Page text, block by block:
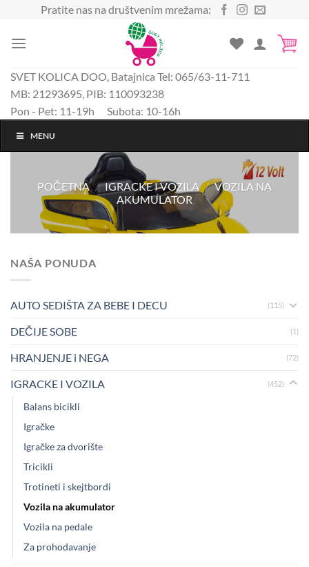
sadržaj
Pratite nas na društvenim mrežama:
SVET KOLICA DOO, Batajnica Tel: 065/63-11-711
MB: 21293695, PIB: 110093238
Pon - Pet: 11-19h Subota: 10-16h
MENU
POČETNA / IGRACKE I VOZILA / VOZILA NA
AKUMULATOR
NAŠA PONUDA
AUTO SEDIŠTA ZA BEBE I DECU (115)
DEČIJE SOBE (1)
HRANJENJE i NEGA (72)
IGRACKE I VOZILA (452)
Balans bicikli
Igračke
Igračke za dvorište
Tricikli
Trotineti i skejtbordi
Vozila na akumulator
Vozila na pedale
Za prohodavanje